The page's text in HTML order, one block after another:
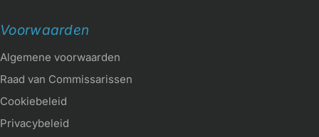
Voorwaarden
Algemene voorwaarden
Raad van Commissarissen
Cookiebeleid
Privacybeleid